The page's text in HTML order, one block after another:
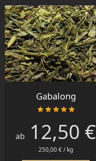
Gabalong

Preis
ab 12,50 €
250,00 € / kg